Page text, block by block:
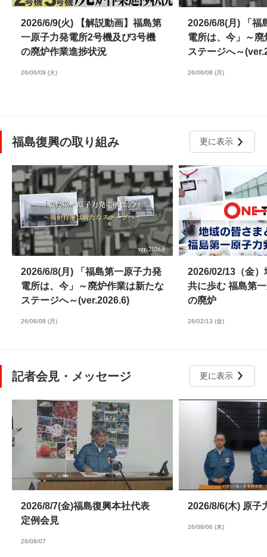
2026/6/9(火) 【解説動画】福島第
一原子力発電所2号機及び3号機
の廃炉作業進捗状況
26/06/09 (火)
2026/6/8(月) 「福
電所は、今」～
ステージへ～
26/06/08 (月)
福島復興の取り組み 更に表示
2026/6/8(月) 「福島第一原子力発
電所は、今」～廃炉作業は新たな
ステージへ～(ver.2026.6)
26/06/08 (月)
2026/02/13（金
共に歩む 福島第
の廃炉
26/02/13 (金)
記者会見・メッセージ 更に表示
2026/8/7(金)福島復興本社代表
定例会見
26/08/07
2026/8/6(木) 原子
26/08/06 (木)